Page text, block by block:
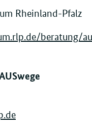
Rheinland-Pfalz
beratung/